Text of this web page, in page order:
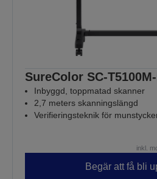
SureColor SC-
Inbyggd, toppmatad skanner
2,7 meters skanningslängd
Verifieringsteknik för
inkl.
Begär att få bli